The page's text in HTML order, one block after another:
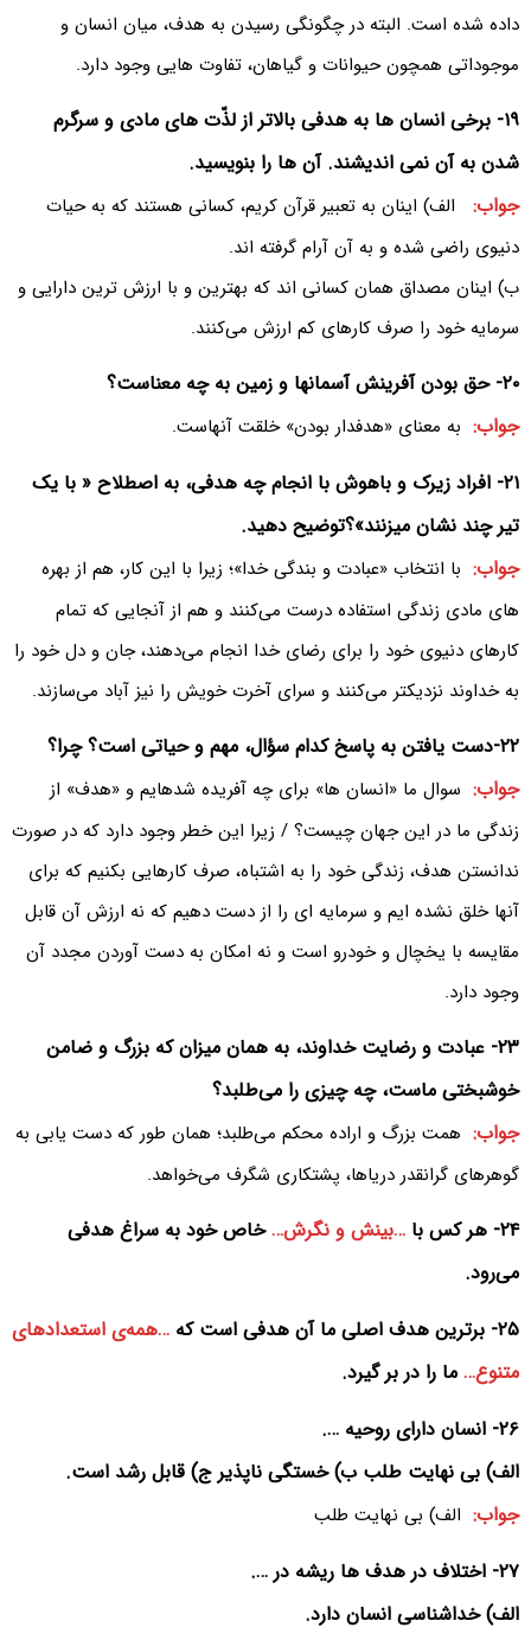
داده شده است. البته در چگونگی رسیدن به هدف، میان انسان و
موجوداتی همچون حیوانات و گیاهان، تفاوت هایی وجود دارد.
۱۹- برخی انسان ها به هدفی بالاتر از لذّت های مادی و سرگرم
شدن به آن نمی اندیشند. آن ها را بنویسید.
جواب:
الف) اینان به تعبیر قرآن کریم، کسانی هستند که به حیات
دنیوی راضی شده و به آن آرام گرفته اند.
ب) اینان مصداق همان کسانی اند که بهترین و با ارزش ترین دارایی و
سرمایه خود را صرف کارهای کم ارزش می‌کنند.
۲۰- حق بودن آفرینش آسمانها و زمین به چه معناست؟
جواب: به معنای «هدفدار بودن» خلقت آنهاست.
۲۱- افراد زیرک و باهوش با انجام چه هدفی، به اصطلاح « با یک
تیر چند نشان میزنند»؟توضیح دهید.
جواب: با انتخاب «عبادت و بندگی خدا»؛ زیرا با این کار، هم از بهره
های مادی زندگی استفاده درست می‌کنند و هم از آنجایی که تمام
کارهای دنیوی خود را برای رضای خدا انجام می‌دهند، جان و دل خود را
به خداوند نزدیکتر می‌کنند و سرای آخرت خویش را نیز آباد می‌سازند.
۲۲-دست یافتن به پاسخ کدام سؤال، مهم و حیاتی است؟ چرا؟
جواب: سوال ما «انسان ها» برای چه آفریده شدهایم و «هدف» از
زندگی ما در این جهان چیست؟ / زیرا این خطر وجود دارد که در صورت
ندانستن هدف، زندگی خود را به اشتباه، صرف کارهایی بکنیم که برای
آنها خلق نشده ایم و سرمایه ای را از دست دهیم که نه ارزش آن قابل
مقایسه با یخچال و خودرو است و نه امکان به دست آوردن مجدد آن
وجود دارد.
۲۳- عبادت و رضایت خداوند، به همان میزان که بزرگ و ضامن
خوشبختی ماست، چه چیزی را می‌طلبد؟
جواب: همت بزرگ و اراده محکم می‌طلبد؛ همان طور که دست یابی به
گوهرهای گرانقدر دریاها، پشتکاری شگرف می‌خواهد.
۲۴- هر کس با …بینش و نگرش…خاص خود به سراغ هدفی
می‌رود.
۲۵- برترین هدف اصلی ما آن هدفی است که
…همه‌ی استعدادهای
متنوع… ما را در بر گیرد.
۲۶- انسان دارای روحیه ….
الف) بی نهایت طلب ب) خستگی ناپذیر ج) قابل رشد است.
جواب: الف) بی نهایت طلب
۲۷- اختلاف در هدف ها ریشه در ….
الف) خداشناسی انسان دارد.